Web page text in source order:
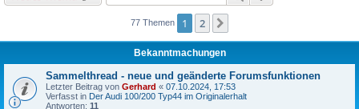
77 Themen 1 2
Bekanntmachungen
Sammelthread - neue und geänderte Forumsfunktionen
Letzter Beitrag von Gerhard « 07.10.2024, 17:53
Verfasst in Der Audi 100/200 Typ44 im Originalerhalt
Antworten: 11